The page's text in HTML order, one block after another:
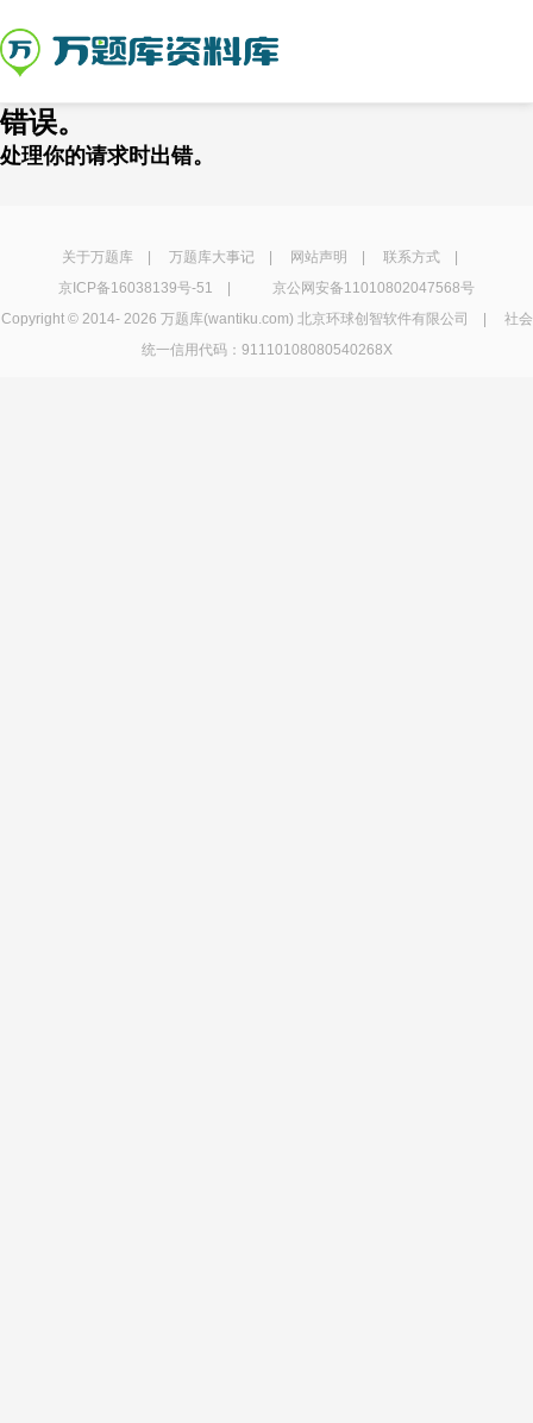
错误。
处理你的请求时出错。
关于万题库| 万题库大事记| 网站声明 联系方式|
京ICP备16038139号-51
京公网安备11010802047568号
Copyright © 2014- 2026 万题库(wantiku.com) 北京环球创智软件有限公司 | 社会
统一信用代码：91110108080540268X